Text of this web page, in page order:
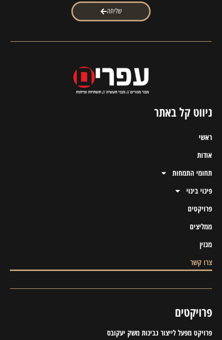
שליחה
ניווט קל באתר
ראשי
אודות
תחומי התמחות
פינוי בינוי
פרויקטים
ממליצים
מגזין
צרו קשר
פרויקטים
פרויקט מפעל לייצור גבינות משק יעקובס